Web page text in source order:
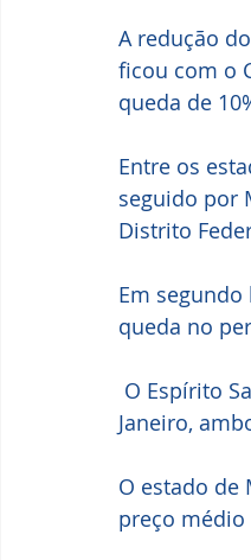
A redução
ficou com o
queda de
Entre os
seguido por
Distrito
Em
queda no
Janeiro,
O estado de
preço médio